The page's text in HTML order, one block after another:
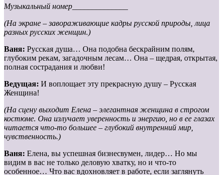
Музыкальный номер______________
(На экране – завораживающие кадры русской природы, лица
разных русских женщин.)
Ваня: Русская душа… Она подобна бескрайним полям,
глубоким рекам, загадочным лесам… Она – щедрая, открытая,
полная сострадания и любви!
Ведущая: И воплощает эту прекрасную душу – Русская
Женщина!
(На сцену выходит Елена – элегантная женщина в строгом
костюме. Она излучает уверенность и энергию, но в ее глазах
читается что-то большее – глубокий внутренний мир,
чувственность.)
Ваня: Елена, вы успешная бизнесвумен, лидер… Но мы
видим в вас не только деловую хватку, но и что-то
особенное… Что вас вдохновляет в работе, если заглянуть